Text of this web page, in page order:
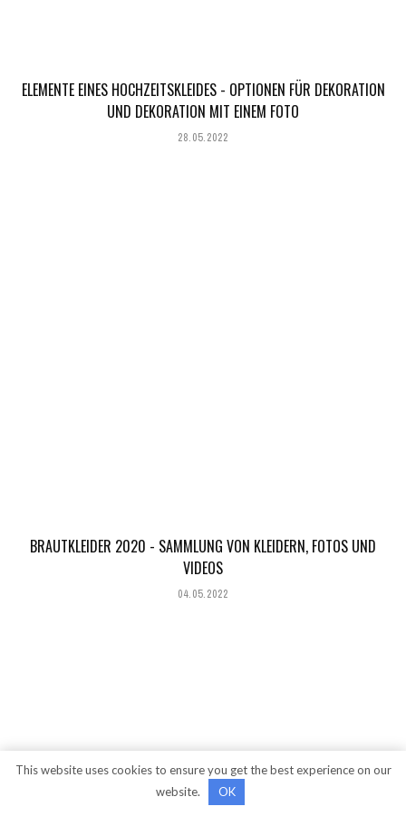
ELEMENTE EINES HOCHZEITSKLEIDES - OPTIONEN FÜR DEKORATION
UND DEKORATION MIT EINEM FOTO
28.05.2022
BRAUTKLEIDER 2020 - SAMMLUNG VON KLEIDERN, FOTOS UND
VIDEOS
04.05.2022
This website uses cookies to ensure you get the best experience on our
website.
OK